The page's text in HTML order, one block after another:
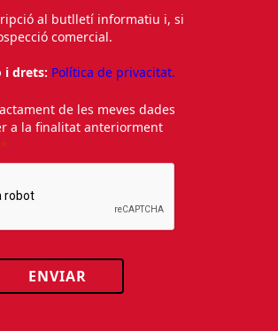
al butlletí informatiu i, si
comercial.
i drets: Política de privacitat.
de les meves dades
a la finalitat anteriorment
ENVIAR